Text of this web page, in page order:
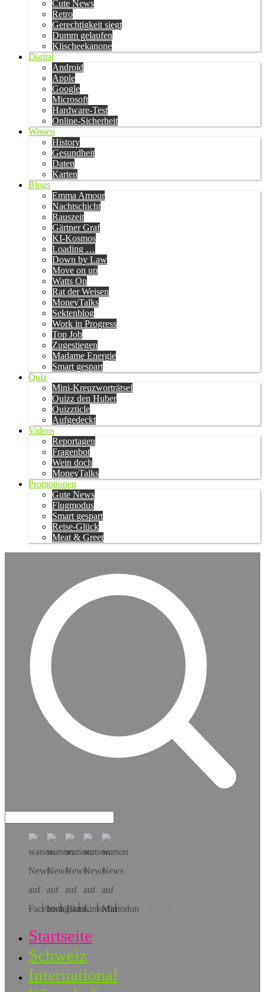
Cute News
Retro
Gerechtigkeit siegt
Dumm gelaufen
Klischeekanone
Digital
Android
Apple
Google
Microsoft
Hardware-Test
Online-Sicherheit
Wissen
History
Gesundheit
Daten
Karten
Blogs
Emma Amour
Nachtschicht
Rauszeit
Gärtner Graf
KI-Kosmos
Loading …
Down by Law
Move on up
Watts On
Rat der Weisen
MoneyTalks
Sektenblog
Work in Progress
Top Job
Zugestiegen
Madame Energie
Smart gespart
Quiz
Mini-Kreuzworträtsel
Quizz den Huber
Quizzticle
Aufgedeckt
Videos
Reportagen
Fragenbot
Wein doch
MoneyTalks
Promotionen
Gute News
Flugmodus
Smart gespart
Reise-Glück
Meat & Greet
Hol dir die App!
Startseite
Schweiz
International